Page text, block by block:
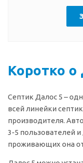
Коротко о
Септик Далос 5 –
всей линейки
производителя.
3-5 пользователей и
проживающих она